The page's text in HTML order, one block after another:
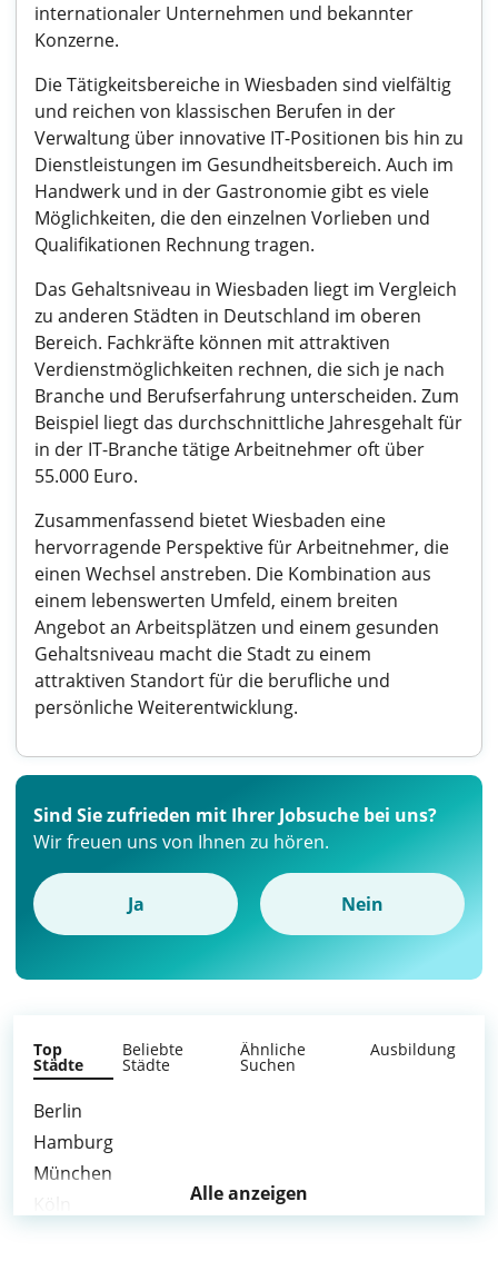
internationaler Unternehmen und bekannter
Konzerne.
Die Tätigkeitsbereiche in Wiesbaden sind vielfältig
und reichen von klassischen Berufen in der
Verwaltung über innovative IT-Positionen bis hin zu
Dienstleistungen im Gesundheitsbereich. Auch im
Handwerk und in der Gastronomie gibt es viele
Möglichkeiten, die den einzelnen Vorlieben und
Qualifikationen Rechnung tragen.
Das Gehaltsniveau in Wiesbaden liegt im Vergleich
zu anderen Städten in Deutschland im oberen
Bereich. Fachkräfte können mit attraktiven
Verdienstmöglichkeiten rechnen, die sich je nach
Branche und Berufserfahrung unterscheiden. Zum
Beispiel liegt das durchschnittliche Jahresgehalt für
in der IT-Branche tätige Arbeitnehmer oft über
55.000 Euro.
Zusammenfassend bietet Wiesbaden eine
hervorragende Perspektive für Arbeitnehmer, die
einen Wechsel anstreben. Die Kombination aus
einem lebenswerten Umfeld, einem breiten
Angebot an Arbeitsplätzen und einem gesunden
Gehaltsniveau macht die Stadt zu einem
attraktiven Standort für die berufliche und
persönliche Weiterentwicklung.
Sind Sie zufrieden mit Ihrer Jobsuche bei uns?
Wir freuen uns von Ihnen zu hören.
Ja Nein
Top
Städte
Beliebte
Städte
Ähnliche
Suchen
Ausbildung
Berlin
Hamburg
München
Alle anzeigen